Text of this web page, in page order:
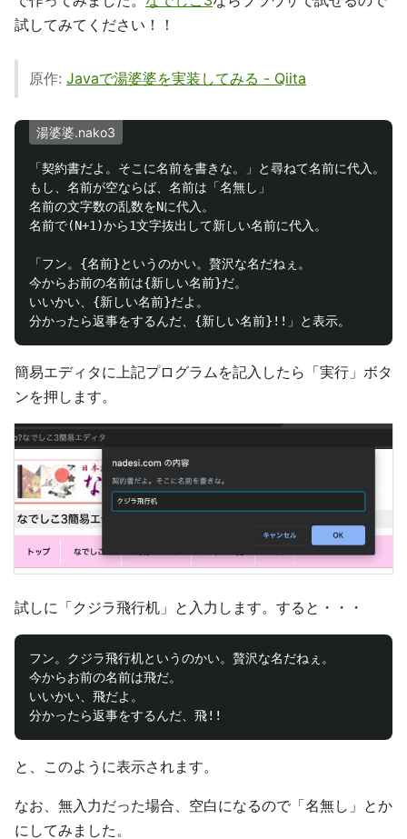
試してみてください！！
原作: Javaで湯婆婆を実装してみる - Qiita
湯婆婆.nako3
「契約書だよ。そこに名前を書きな。」と尋ねて名前に代入。
もし、名前が空ならば、名前は「名無し」
名前の文字数の乱数をNに代入。
名前で(N+1)から1文字抜出して新しい名前に代入。
「フン。{名前}というのかい。贅沢な名だねぇ。
今からお前の名前は{新しい名前}だ。
いいかい、{新しい名前}だよ。
簡易エディタに上記プログラムを記入したら「実行」ボタ
ンを押します。
試しに「クジラ飛行机」と入力します。すると・・・
フン。クジラ飛行机というのかい。贅沢な名だねぇ。
今からお前の名前は飛だ。
いいかい、飛だよ。
と、このように表示されます。
なお、無入力だった場合、空白になるので「名無し」とか
にしてみました。